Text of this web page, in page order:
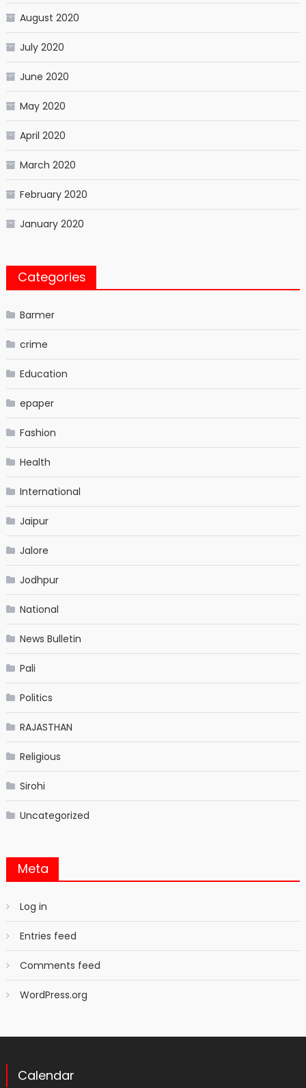
August 2020
July 2020
June 2020
May 2020
April 2020
March 2020
February 2020
January 2020
Categories
Barmer
crime
Education
epaper
Fashion
Health
International
Jaipur
Jalore
Jodhpur
National
News Bulletin
Pali
Politics
RAJASTHAN
Religious
Sirohi
Uncategorized
Meta
Log in
Entries feed
Comments feed
WordPress.org
Calendar